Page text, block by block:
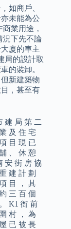
如商戶、
未能為公
業用途，
況下先不論
廈的車主
局的設計取
的裝卸。
新建築物
，甚至有
建 局 第 二
及 住 宅
目 現 已
、 休 憩
安 街 房 協
建 計 劃
目 ， 其
三 百 個
K1 衙 前
村 ， 為
已 被 長